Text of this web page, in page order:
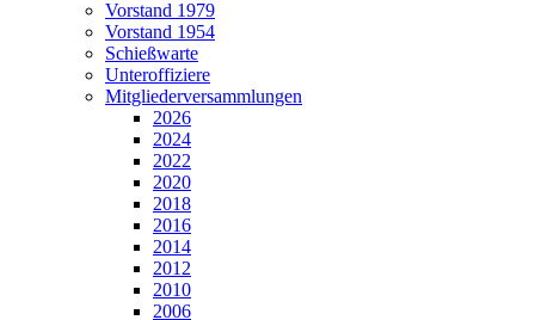
Vorstand 1979
Vorstand 1954
Schießwarte
Unteroffiziere
Mitgliederversammlungen
2026
2024
2022
2020
2018
2016
2014
2012
2010
2006